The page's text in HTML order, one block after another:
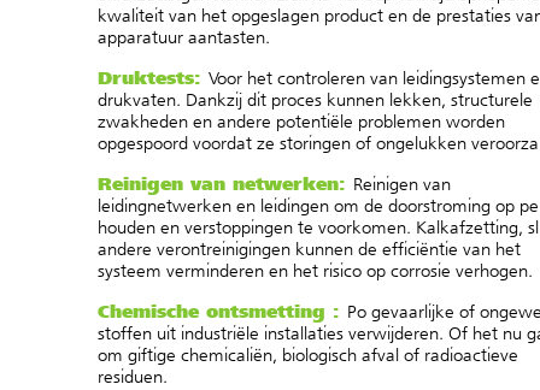
kwaliteit van het opgeslagen product en de prestaties
apparatuur aantasten.
Druktests: Voor het controleren van leidingsystemen
drukvaten. Dankzij dit proces kunnen lekken, structurele
zwakheden en andere potentiële problemen worden
opgespoord voordat ze storingen of ongelukken
Reinigen van netwerken: Reinigen van
leidingnetwerken en leidingen om de doorstroming op
houden en verstoppingen te voorkomen. Kalkafzetting,
andere verontreinigingen kunnen de efficiëntie van het
systeem verminderen en het risico op corrosie verhogen.
Chemische ontsmetting : Po gevaarlijke of
stoffen uit industriële installaties verwijderen. Of het nu
om giftige chemicaliën, biologisch afval of radioactieve
residuen.